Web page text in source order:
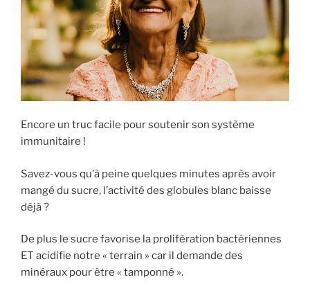
Encore un truc facile pour soutenir son système
immunitaire !
Savez-vous qu’à peine quelques minutes après avoir
mangé du sucre, l’activité des globules blanc baisse
déjà ?
De plus le sucre favorise la prolifération bactériennes
ET acidifie notre « terrain » car il demande des
minéraux pour être « tamponné ».